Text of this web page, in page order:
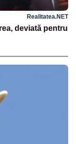
Realitatea.NET
deviată pentru